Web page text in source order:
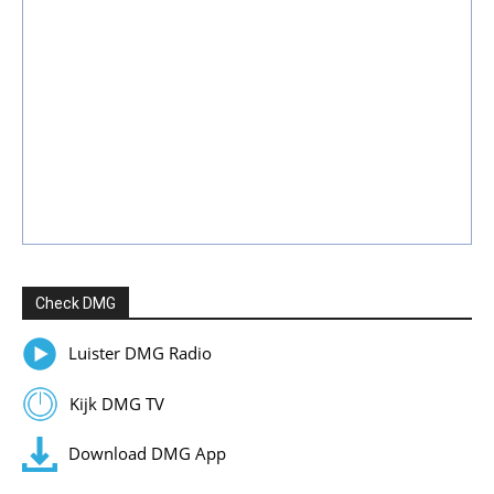
Check DMG
Luister DMG Radio
Kijk DMG TV
Download DMG App